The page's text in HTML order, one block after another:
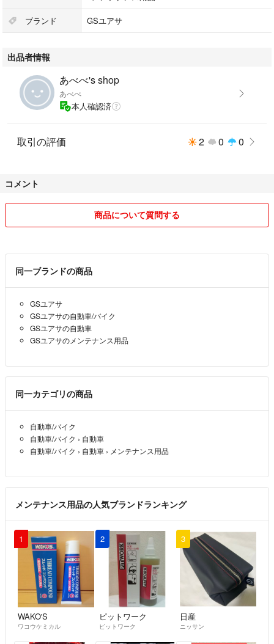
ブランド GSユアサ
出品者情報
あべべ's shop
あべべ
本人確認済
取引の評価 2 0 0
コメント
商品について質問する
同一ブランドの商品
GSユアサ
GSユアサの自動車/バイク
GSユアサの自動車
GSユアサのメンテナンス用品
同一カテゴリの商品
自動車/バイク
自動車/バイク › 自動車
自動車/バイク › 自動車 › メンテナンス用品
メンテナンス用品の人気ブランドランキング
1
WAKO'S
ワコウケミカル
2
ピットワーク
ピットワーク
3
日産
ニッサン